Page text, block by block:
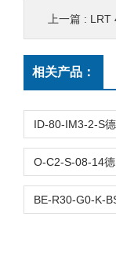
上一篇 : LRT
相关产品：